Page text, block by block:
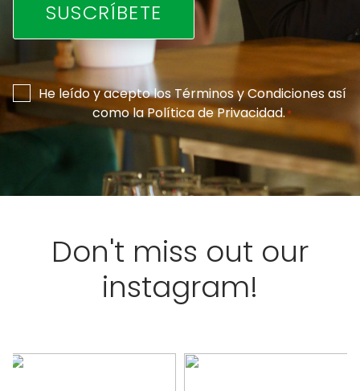
Consentimiento
*
He leído y acepto losTérminos y Condicionesasí
como laPolítica de Privacidad.*
Don't miss out our
instagram!